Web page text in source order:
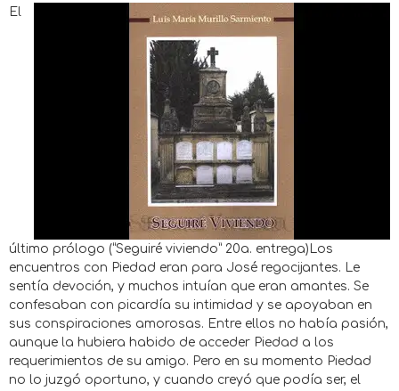
El
último prólogo (“Seguiré viviendo” 20a. entrega)Los
encuentros con Piedad eran para José regocijantes. Le
sentía devoción, y muchos intuían que eran amantes. Se
confesaban con picardía su intimidad y se apoyaban en
sus conspiraciones amorosas. Entre ellos no había pasión,
aunque la hubiera habido de acceder Piedad a los
requerimientos de su amigo. Pero en su momento Piedad
no lo juzgó oportuno, y cuando creyó que podía ser, el